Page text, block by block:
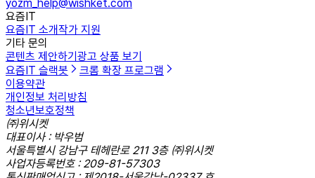
yozm_help@wishket.com
요즘IT
요즘IT 소개작가 지원
기타 문의
콘텐츠 제안하기 광고 상품 보기
요즘IT 슬랙봇
크롬 확장 프로그램
이용약관
개인정보 처리방침
청소년보호정책
㈜위시켓
대표이사 : 박우범
서울특별시 강남구 테헤란로 211 3층 ㈜위시켓
사업자등록번호 : 209-81-57303